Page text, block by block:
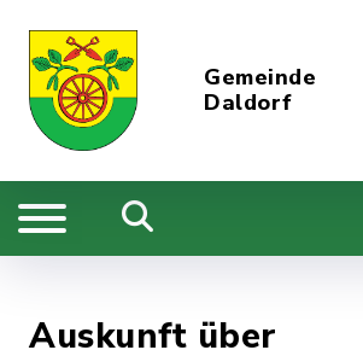
Gemeinde
Daldorf
Auskunft über